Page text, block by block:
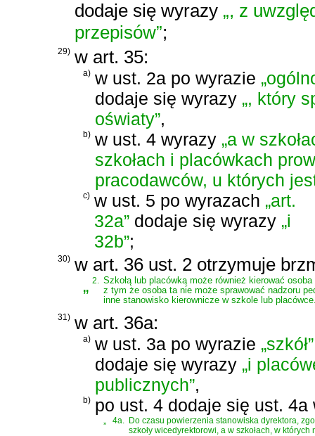
dodaje się wyrazy „, z
przepisów”;
29) w art. 35:
a) w ust. 2a po wyrazie
dodaje się wyrazy „, który
oświaty”,
b) w ust. 4 wyrazy „a w
szkołach i placówkach
pracodawców, u których
c) w ust. 5 po wyrazach „art.
32a” dodaje się wyrazy „i
32b”;
30) w art. 36 ust. 2 otrzymuje
„2. Szkołą lub placówką może również kierować
z tym że osoba ta nie może sprawować nadzoru
inne stanowisko kierownicze w szkole lub
31) w art. 36a:
a) w ust. 3a po wyrazie „szkół”
dodaje się wyrazy „i
publicznych”,
b) po ust. 4 dodaje się ust. 4a
4a.
Do czasu powierzenia stanowiska dyrektora,
szkoły wicedyrektorowi, a w szkołach, w